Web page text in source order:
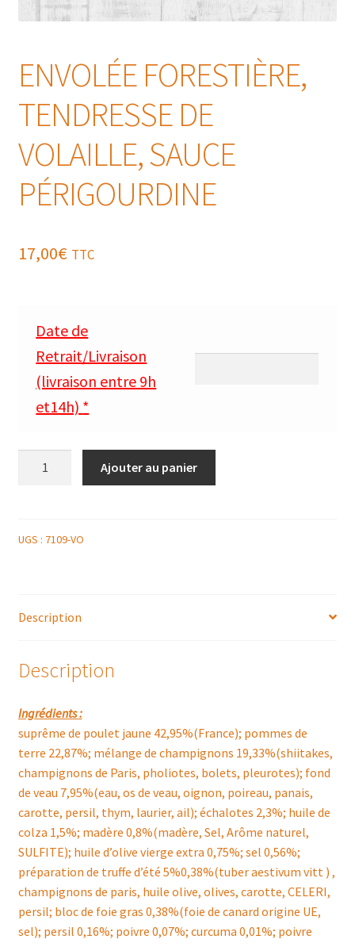
ENVOLÉE FORESTIÈRE,
TENDRESSE DE
VOLAILLE, SAUCE
PÉRIGOURDINE
17,00€ TTC
Date de
Retrait/Livraison
(livraison entre 9h
et14h) *
TENDRESSE
PÉRIGOURDINE
Ajouter au panier
UGS : 7109-VO
Description
Description
Ingrédients :
suprême de poulet jaune 42,95%(France); pommes de
terre 22,87%; mélange de champignons 19,33%(shiitakes,
champignons de Paris, pholiotes, bolets, pleurotes); fond
de veau 7,95%(eau, os de veau, oignon, poireau, panais,
carotte, persil, thym, laurier, ail); échalotes 2,3%; huile de
colza 1,5%; madère 0,8%(madère, Sel, Arôme naturel,
SULFITE); huile d’olive vierge extra 0,75%; sel 0,56%;
préparation de truffe d’été 5%0,38%(tuber aestivum vitt ) ,
champignons de paris, huile olive, olives, carotte, CELERI,
persil; bloc de foie gras 0,38%(foie de canard origine UE,
sel); persil 0,16%; poivre 0,07%; curcuma 0,01%; poivre